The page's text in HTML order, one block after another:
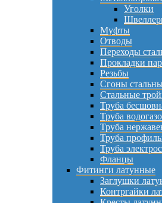
Уголки
Муфты
Отводы
Переходы
Прокладки
Резьбы
Сгоны
Стальные
Труба
Труба
Труба
Труба
Труба
Фланцы
Фитинги латунные
Заглушки
Контргайки